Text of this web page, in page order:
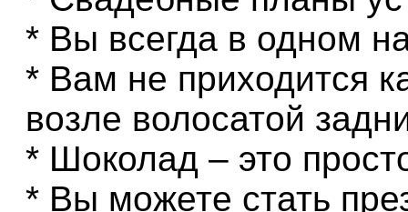
* Вы всегда в одном
* Вам не приходится
возле волосатой
* Шоколад – это
* Вы можете стать